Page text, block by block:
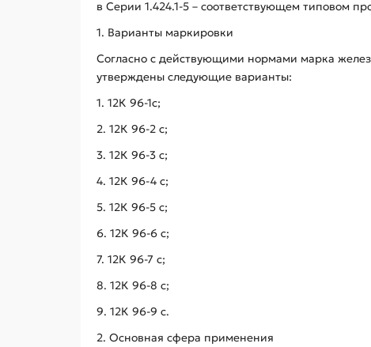
в Серии 1.424.1-5 – соответствующем типовом
1. Варианты маркировки
Согласно с действующими нормами марка
утверждены следующие варианты:
1. 12К 96-1с;
2. 12К 96-2 с;
3. 12К 96-3 с;
4. 12К 96-4 с;
5. 12К 96-5 с;
6. 12К 96-6 с;
7. 12К 96-7 с;
8. 12К 96-8 с;
9. 12К 96-9 с.
2. Основная сфера применения